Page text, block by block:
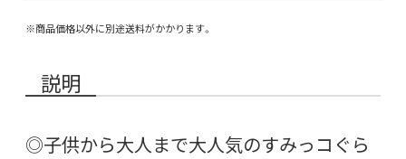
※商品価格以外に別途送料がかかります。
説明
◎子供から大人まで大人気のすみっコぐら